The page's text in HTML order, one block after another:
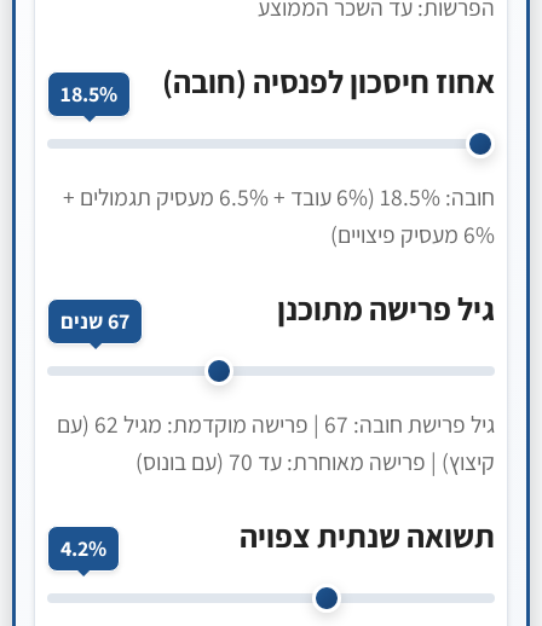
הפרשות: עד השכר הממוצע
אחוז חיסכון לפנסיה (חובה) 18.5%
חובה: 18.5% (6% עובד + 6.5% מעסיק תגמולים +
6% מעסיק פיצויים)
גיל פרישה מתוכנן 67 שנים
גיל פרישת חובה: 67 | פרישה מוקדמת: מגיל 62 (עם
קיצוץ) | פרישה מאוחרת: עד 70 (עם בונוס)
תשואה שנתית צפויה 4.2%